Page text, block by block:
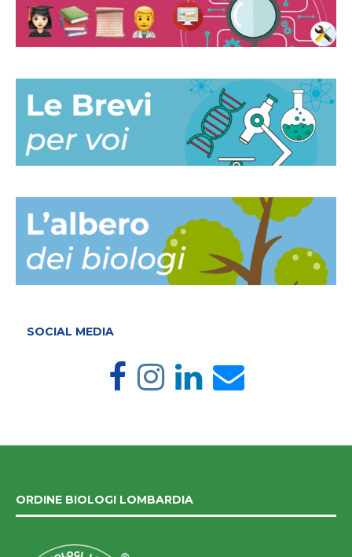
SOCIAL MEDIA
ORDINE BIOLOGI LOMBARDIA